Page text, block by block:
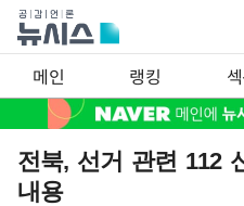
메인 랭킹
전북, 선거 관련 112
내용